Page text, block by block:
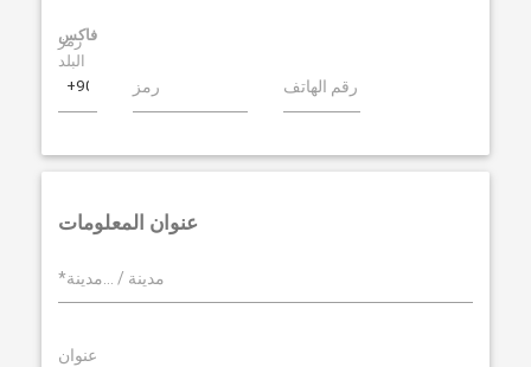
فاكس
رمز
البلد
رمز رقم الهاتف
عنوان المعلومات
*مدينة / ...مدينة
عنوان